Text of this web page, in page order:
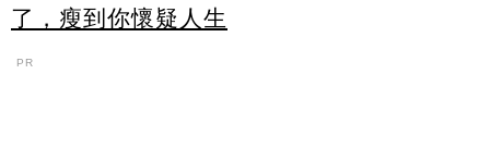
了，瘦到你懷疑人生
PR